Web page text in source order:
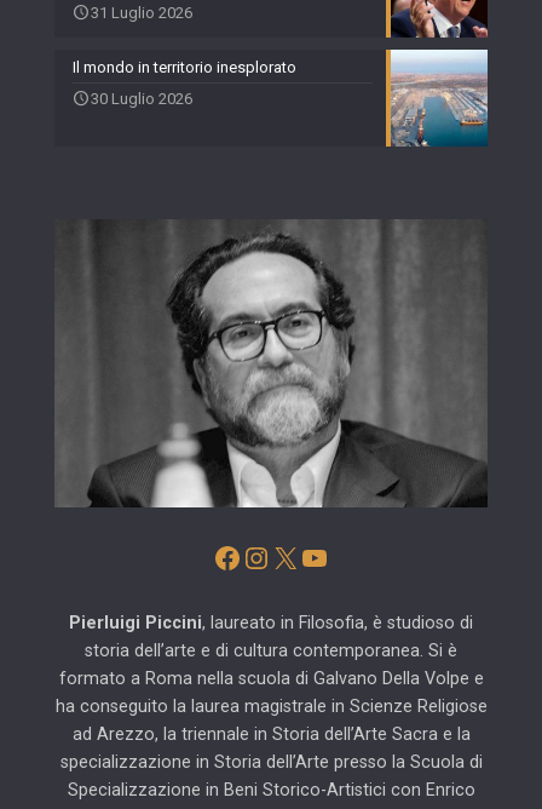
31 Luglio 2026
Il mondo in territorio inesplorato
30 Luglio 2026
Facebook
Instagram
X YouTube
Pierluigi Piccini, laureato in Filosofia, è studioso di
storia dell’arte e di cultura contemporanea. Si è
formato a Roma nella scuola di Galvano Della Volpe e
ha conseguito la laurea magistrale in Scienze Religiose
ad Arezzo, la triennale in Storia dell’Arte Sacra e la
specializzazione in Storia dell’Arte presso la Scuola di
Specializzazione in Beni Storico-Artistici con Enrico